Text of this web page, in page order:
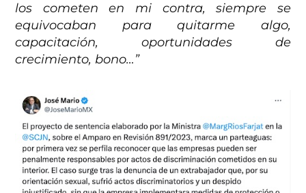
los cometen en mi contra, siempre se
equivocaban para quitarme algo,
capacitación, oportunidades de
crecimiento, bono…”